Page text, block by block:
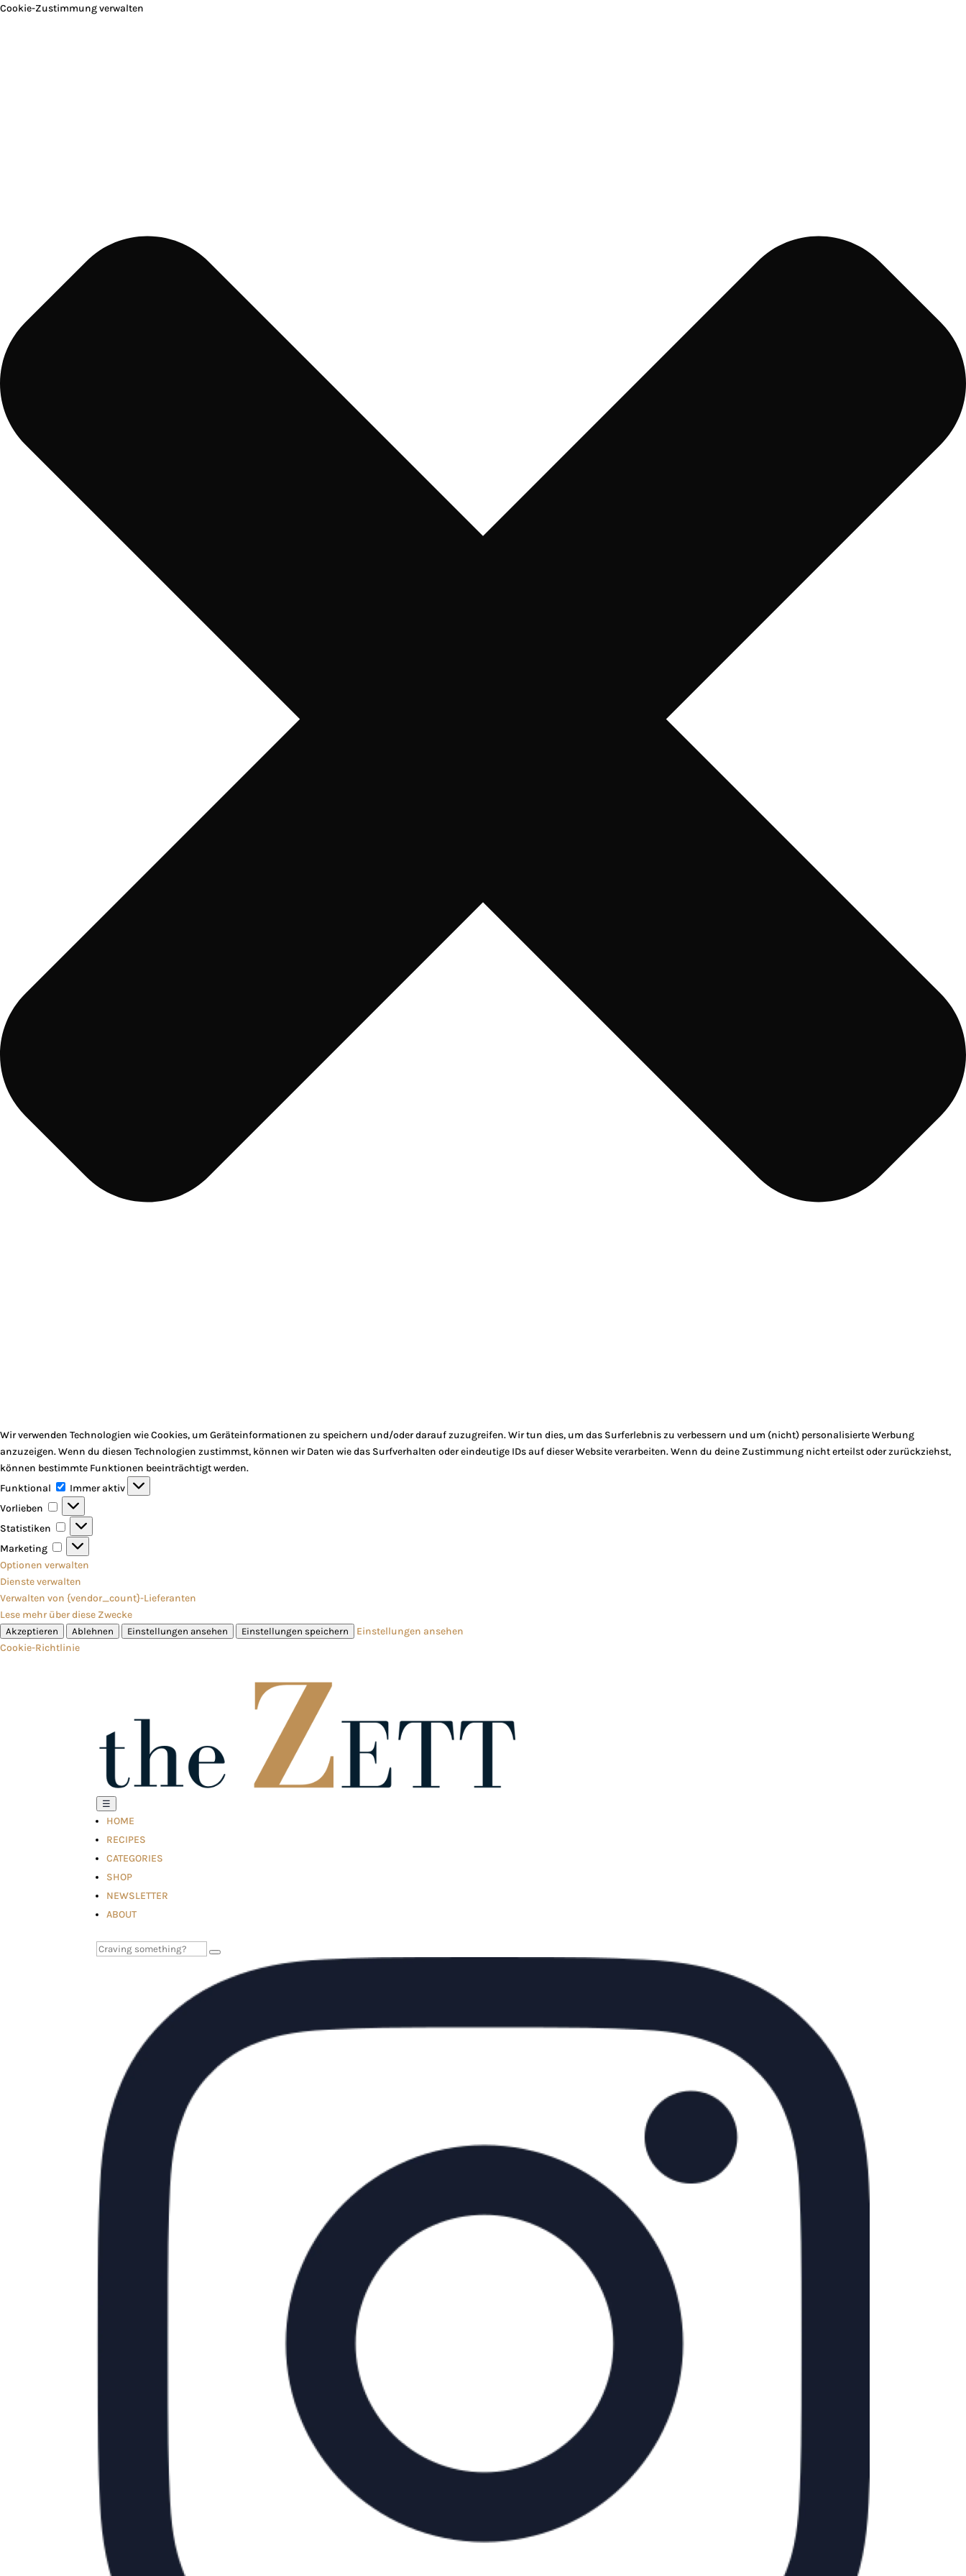
Cookie-Zustimmung verwalten
Wir verwenden Technologien wie Cookies, um Geräteinformationen zu speichern und/oder darauf zuzugreifen. Wir tun dies, um das Surferlebnis zu verbessern und um (nicht) personalisierte Werbung
anzuzeigen. Wenn du diesen Technologien zustimmst, können wir Daten wie das Surfverhalten oder eindeutige IDs auf dieser Website verarbeiten. Wenn du deine Zustimmung nicht erteilst oder zurückziehst,
können bestimmte Funktionen beeinträchtigt werden.
Funktional
Funktional
Immer aktiv
Vorlieben
Vorlieben
Statistiken
Statistiken
Marketing
Marketing
Optionen verwalten
Dienste verwalten
Verwalten von {vendor_count}-Lieferanten
Lese mehr über diese Zwecke
Akzeptieren Ablehnen Einstellungen ansehen Einstellungen speichern
Einstellungen ansehen
Cookie-Richtlinie
☰
HOME
RECIPES
CATEGORIES
SHOP
NEWSLETTER
ABOUT